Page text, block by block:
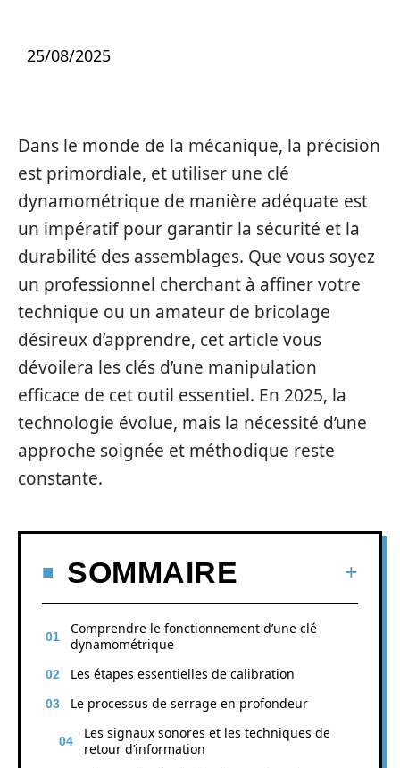
25/08/2025
Dans le monde de la mécanique, la précision
est primordiale, et utiliser une clé
dynamométrique de manière adéquate est
un impératif pour garantir la sécurité et la
durabilité des assemblages. Que vous soyez
un professionnel cherchant à affiner votre
technique ou un amateur de bricolage
désireux d’apprendre, cet article vous
dévoilera les clés d’une manipulation
efficace de cet outil essentiel. En 2025, la
technologie évolue, mais la nécessité d’une
approche soignée et méthodique reste
constante.
SOMMAIRE
Comprendre le fonctionnement d’une clé
dynamométrique
Les étapes essentielles de calibration
Le processus de serrage en profondeur
Les signaux sonores et les techniques de
retour d’information